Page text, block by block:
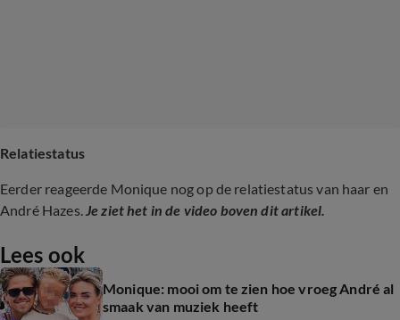
Relatiestatus
Eerder reageerde Monique nog op de relatiestatus van haar en
André Hazes.Je ziet het in de video boven dit artikel.
Lees ook
Monique: mooi om te zien hoe vroeg André al
smaak van muziek heeft